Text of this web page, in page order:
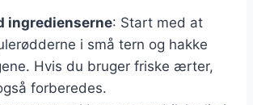
ingredienserne: Start med at
i små tern og hakke
Hvis du bruger friske ærter,
forberedes.